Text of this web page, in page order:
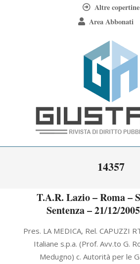
Altre copertine
Area Abbonati
Giustamm
14357
T.A.R. Lazio – Roma –
Sentenza – 21/12/
12-
Pres. LA MEDICA, Rel. CAPUZZI
Italiane s.p.a. (Prof. Avv.to G.
Medugno) c. Autorità per le